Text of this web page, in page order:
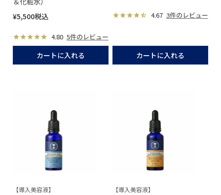
¥5,500税込
4.80 5件のレビュー
カートに入れる
4.67 3件のレビュー
カートに入れる
【導入美容液】 【導入美容液】